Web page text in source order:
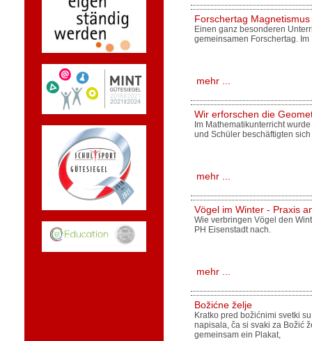
Forschertag
Einen ganz besonderen
gemeinsamen Forschertag.
mehr ...
Wir erforschen die
Im Mathematikunterricht
und Schüler beschäftigten
mehr ...
Vögel im Winter - Praxis
Wie verbringen Vögel den
PH Eisenstadt nach.
mehr ...
Božićne želje
Kratko pred božićnimi svetki
napisala, ča si svaki za Božić
gemeinsam ein Plakat,